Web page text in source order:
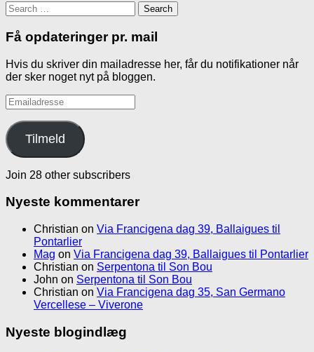
Search
for:
Få opdateringer pr. mail
Hvis du skriver din mailadresse her, får du notifikationer når
der sker noget nyt på bloggen.
Emailadresse
Tilmeld
Join 28 other subscribers
Nyeste kommentarer
Christian on Via Francigena dag 39, Ballaigues til
Pontarlier
Mag on Via Francigena dag 39, Ballaigues til Pontarlier
Christian on Serpentona til Son Bou
John on Serpentona til Son Bou
Christian on Via Francigena dag 35, San Germano
Vercellese – Viverone
Nyeste blogindlæg